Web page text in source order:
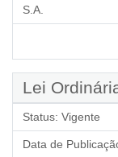
S.A.
Lei
Status: Vigente
Data de